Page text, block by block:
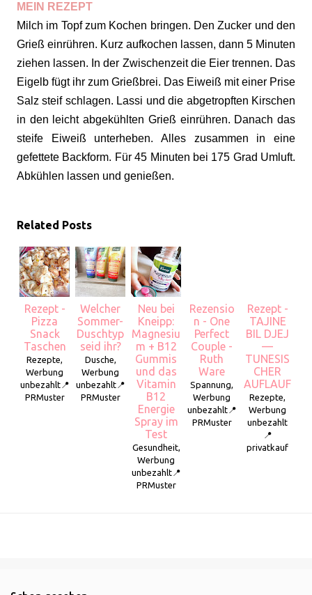
MEIN REZEPT
Milch im Topf zum Kochen bringen. Den Zucker und den
Grieß einrühren. Kurz aufkochen lassen, dann 5 Minuten
ziehen lassen. In der Zwischenzeit die Eier trennen. Das
Eigelb fügt ihr zum Grießbrei. Das Eiweiß mit einer Prise
Salz steif schlagen. Lassi und die abgetropften Kirschen
in den leicht abgekühlten Grieß einrühren. Danach das
steife Eiweiß unterheben. Alles zusammen in eine
gefettete Backform. Für 45 Minuten bei 175 Grad Umluft.
Abkühlen lassen und genießen.
Related Posts
Rezept -
Pizza
Snack
Taschen
Rezepte,
Werbung
unbezahlt📍
PRMuster
Welcher
Sommer-
Duschtyp
seid ihr?
Dusche,
Werbung
unbezahlt📍
PRMuster
Neu bei
Kneipp:
Magnesiu
m + B12
Gummis
und das
Vitamin
B12
Energie
Spray im
Test
Gesundheit,
Werbung
unbezahlt📍
PRMuster
Rezensio
n - One
Perfect
Couple -
Ruth
Ware
Spannung,
Werbung
unbezahlt📍
PRMuster
Rezept -
TAJINE
BIL DJEJ
—
TUNESIS
CHER
AUFLAUF
Rezepte,
Werbung
unbezahlt
📍
privatkauf